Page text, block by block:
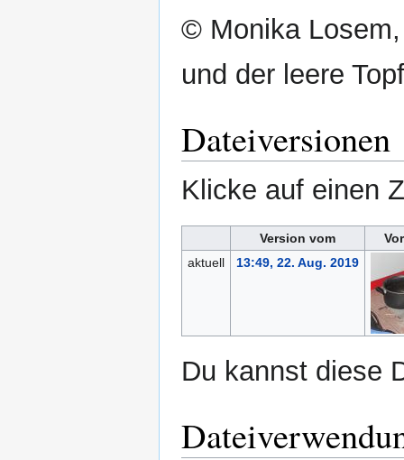
© Monika
und der leere Topf
Dateiversionen
Klicke auf einen
Version vom
aktuell
13:49, 22. Aug. 2019
Du kannst diese